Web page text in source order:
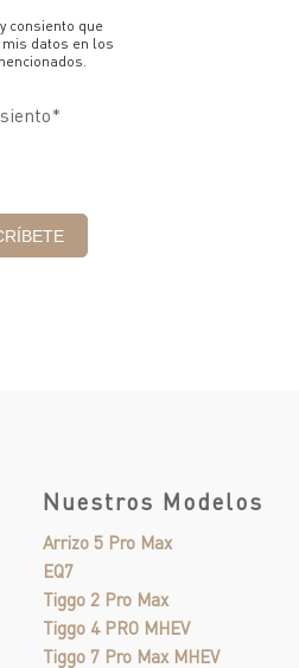
consiento que
mis datos en los
*
Nuestros Modelos
Arrizo 5 Pro Max
EQ7
Tiggo 2 Pro Max
Tiggo 4 PRO MHEV
Tiggo 7 Pro Max MHEV